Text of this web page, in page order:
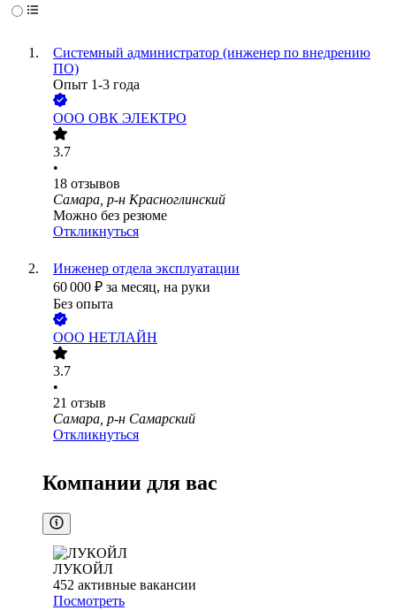
Системный администратор (инженер по внедрению
ПО)
Опыт 1-3 года
ООО ОВК ЭЛЕКТРО
3.7
•
18 отзывов
Самара, р-н Красноглинский
Можно без резюме
Откликнуться
Инженер отдела эксплуатации
60 000 ₽ за месяц, на руки
Без опыта
ООО НЕТЛАЙН
3.7
•
21 отзыв
Самара, р-н Самарский
Откликнуться
Компании для вас
ЛУКОЙЛ
452 активные вакансии
Посмотреть